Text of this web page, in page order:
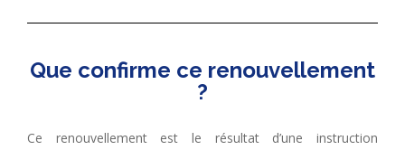
Que confirme ce renouvellement
?
Ce renouvellement est le résultat d’une instruction